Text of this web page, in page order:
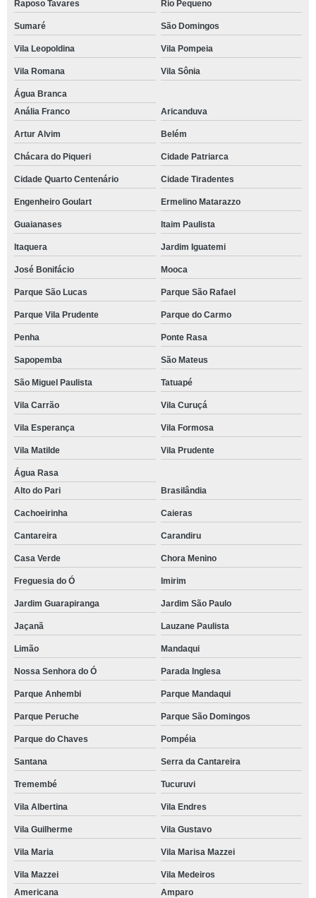
Raposo Tavares Rio Pequeno
Sumaré São Domingos
Vila Leopoldina Vila Pompeia
Vila Romana Vila Sônia
Água Branca
Anália Franco
Aricanduva
Artur Alvim Belém
Chácara do Piqueri Cidade Patriarca
Cidade Quarto Centenário Cidade Tiradentes
Engenheiro Goulart Ermelino Matarazzo
Guaianases Itaim Paulista
Itaquera Jardim Iguatemi
José Bonifácio Mooca
Parque São Lucas Parque São Rafael
Parque Vila Prudente Parque do Carmo
Penha Ponte Rasa
Sapopemba São Mateus
São Miguel Paulista Tatuapé
Vila Carrão Vila Curuçá
Vila Esperança Vila Formosa
Vila Matilde Vila Prudente
Água Rasa
Alto do Pari
Brasilândia
Cachoeirinha Caieras
Cantareira Carandiru
Casa Verde Chora Menino
Freguesia do Ó Imirim
Jardim Guarapiranga Jardim São Paulo
Jaçanã Lauzane Paulista
Limão Mandaqui
Nossa Senhora do Ó Parada Inglesa
Parque Anhembi Parque Mandaqui
Parque Peruche Parque São Domingos
Parque do Chaves Pompéia
Santana Serra da Cantareira
Tremembé Tucuruvi
Vila Albertina Vila Endres
Vila Guilherme Vila Gustavo
Vila Maria Vila Marisa Mazzei
Vila Mazzei
Vila Medeiros
Americana
Amparo